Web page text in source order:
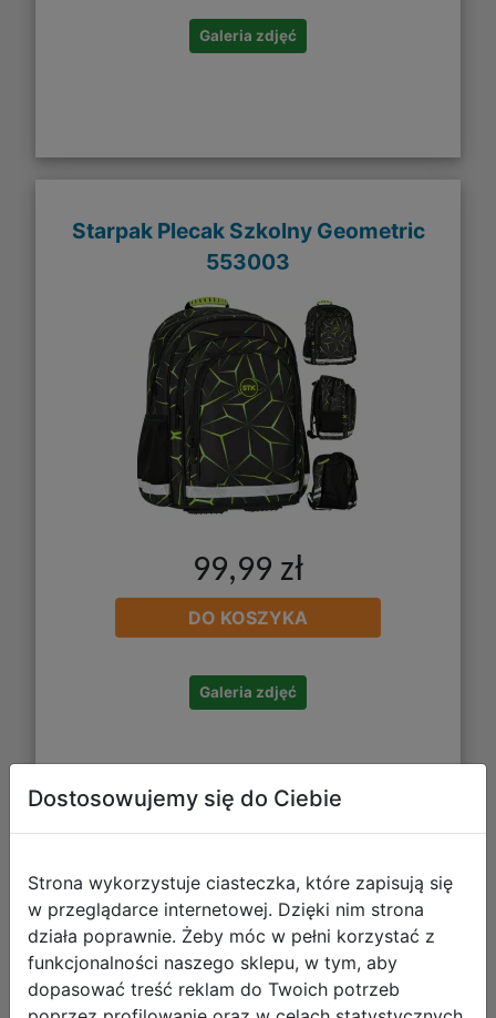
Galeria zdjęć
Starpak Plecak Szkolny Geometric
553003
99,99 zł
DO KOSZYKA
Galeria zdjęć
Paso Torba Sportowa Black Cat
PP26BC-074
Dostosowujemy się do Ciebie
Strona wykorzystuje ciasteczka, które zapisują się
w przeglądarce internetowej. Dzięki nim strona
działa poprawnie. Żeby móc w pełni korzystać z
funkcjonalności naszego sklepu, w tym, aby
dopasować treść reklam do Twoich potrzeb